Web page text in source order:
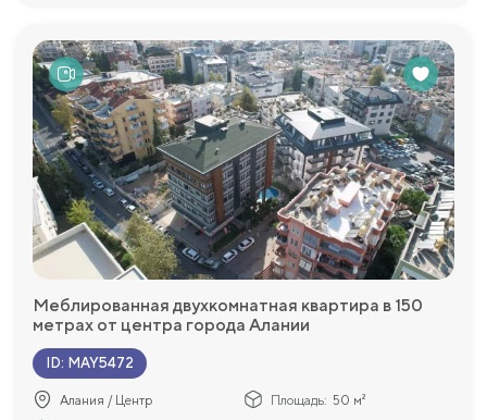
Меблированная двухкомнатная квартира в 150
метрах от центра города Алании
ID: MAY5472
Алания / Центр Площадь: 50 м²